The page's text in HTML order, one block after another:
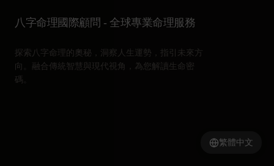
八字命理國際顧問 - 全球專業命理服務
探索八字命理的奧秘，洞察人生運勢，指引未來方
向。融合傳統智慧與現代視角，為您解讀生命密
碼。
繁體中文